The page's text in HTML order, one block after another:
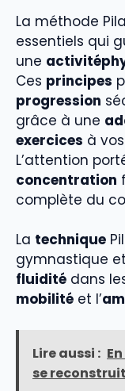
La méthode
essentiels qui
une
Ces principes
progression
grâce à une
exercices à
L’attention
concentration
complète du
La technique
gymnastique
fluidité dans
mobilité et l’am
Lire aussi :
se